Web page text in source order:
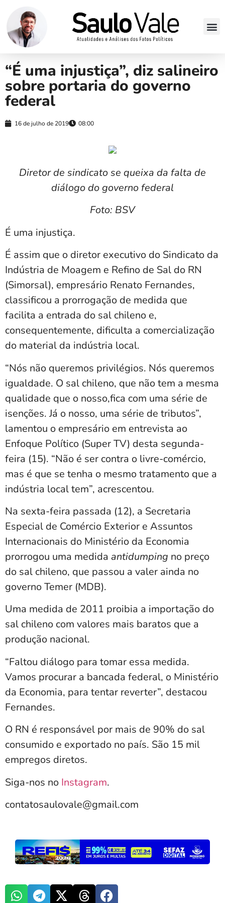
“É uma injustiça”, diz salineiro
sobre portaria do governo
federal
16 de julho de 2019 08:00
Diretor de sindicato se queixa da falta de
diálogo do governo federal
Foto: BSV
É uma injustiça.
É assim que o diretor executivo do Sindicato da
Indústria de Moagem e Refino de Sal do RN
(Simorsal), empresário Renato Fernandes,
classificou a prorrogação de medida que
facilita a entrada do sal chileno e,
consequentemente, dificulta a comercialização
do material da indústria local.
“Nós não queremos privilégios. Nós queremos
igualdade. O sal chileno, que não tem a mesma
qualidade que o nosso,fica com uma série de
isenções. Já o nosso, uma série de tributos”,
lamentou o empresário em entrevista ao
Enfoque Político (Super TV) desta segunda-
feira (15). “Não é ser contra o livre-comércio,
mas é que se tenha o mesmo tratamento que a
indústria local tem”, acrescentou.
Na sexta-feira passada (12), a Secretaria
Especial de Comércio Exterior e Assuntos
Internacionais do Ministério da Economia
prorrogou uma medida antidumping no preço
do sal chileno, que passou a valer ainda no
governo Temer (MDB).
Uma medida de 2011 proibia a importação do
sal chileno com valores mais baratos que a
produção nacional.
“Faltou diálogo para tomar essa medida.
Vamos procurar a bancada federal, o Ministério
da Economia, para tentar reverter”, destacou
Fernandes.
O RN é responsável por mais de 90% do sal
consumido e exportado no país. São 15 mil
empregos diretos.
Siga-nos no Instagram.
contatosaulovale@gmail.com